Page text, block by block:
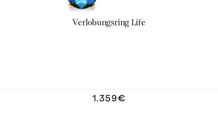
Verlobungsring Life
1.359€